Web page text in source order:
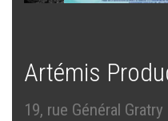
Artémis
19, rue Général Gratry